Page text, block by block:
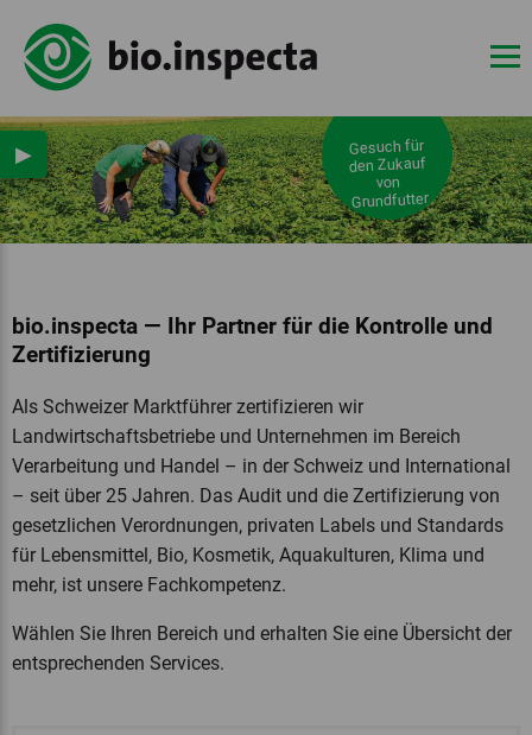
Gesuch für
den Zukauf
von
Grundfutter
bio.inspecta — Ihr Partner für die Kontrolle und
Zertifizierung
Als Schweizer Marktführer zertifizieren wir
Landwirtschaftsbetriebe und Unternehmen im Bereich
Verarbeitung und Handel – in der Schweiz und International
– seit über 25 Jahren. Das Audit und die Zertifizierung von
gesetzlichen Verordnungen, privaten Labels und Standards
für Lebensmittel, Bio, Kosmetik, Aquakulturen, Klima und
mehr, ist unsere Fachkompetenz.
Wählen Sie Ihren Bereich und erhalten Sie eine Übersicht der
entsprechenden Services.
▶